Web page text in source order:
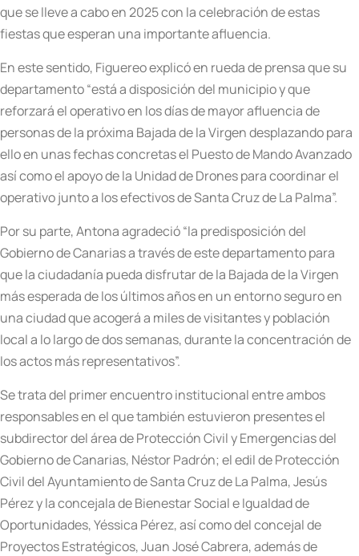
que se lleve a cabo en 2025 con la celebración de estas
fiestas que esperan una importante afluencia.
En este sentido, Figuereo explicó en rueda de prensa que su
departamento “está a disposición del municipio y que
reforzará el operativo en los días de mayor afluencia de
personas de la próxima Bajada de la Virgen desplazando para
ello en unas fechas concretas el Puesto de Mando Avanzado
así como el apoyo de la Unidad de Drones para coordinar el
operativo junto a los efectivos de Santa Cruz de La Palma”.
Por su parte, Antona agradeció “la predisposición del
Gobierno de Canarias a través de este departamento para
que la ciudadanía pueda disfrutar de la Bajada de la Virgen
más esperada de los últimos años en un entorno seguro en
una ciudad que acogerá a miles de visitantes y población
local a lo largo de dos semanas, durante la concentración de
los actos más representativos”.
Se trata del primer encuentro institucional entre ambos
responsables en el que también estuvieron presentes el
subdirector del área de Protección Civil y Emergencias del
Gobierno de Canarias, Néstor Padrón; el edil de Protección
Civil del Ayuntamiento de Santa Cruz de La Palma, Jesús
Pérez y la concejala de Bienestar Social e Igualdad de
Oportunidades, Yéssica Pérez, así como del concejal de
Proyectos Estratégicos, Juan José Cabrera, además de